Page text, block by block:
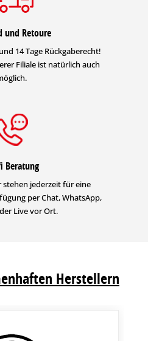
und Retoure
14 Tage Rückgaberecht!
Filiale ist natürlich auch
Beratung
jederzeit für eine
per Chat, WhatsApp,
Live vor Ort.
Herstellern